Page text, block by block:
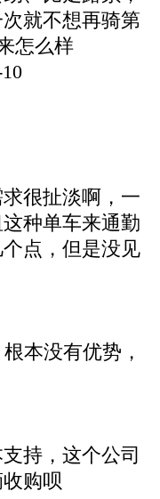
就不想再骑第
怎么样
很扯淡啊，一
种单车来通勤
点，但是没见
本没有优势，
持，这个公司
购呗